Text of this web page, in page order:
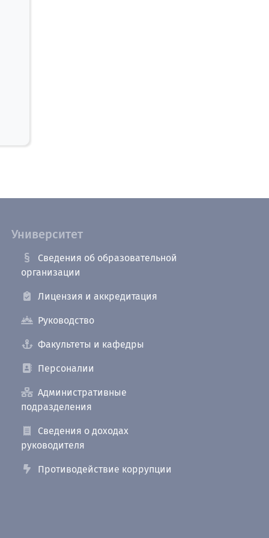
Университет
Сведения об образовательной
организации
Лицензия и аккредитация
Руководство
Факультеты и кафедры
Персоналии
Административные
подразделения
Сведения о доходах
руководителя
Противодействие коррупции